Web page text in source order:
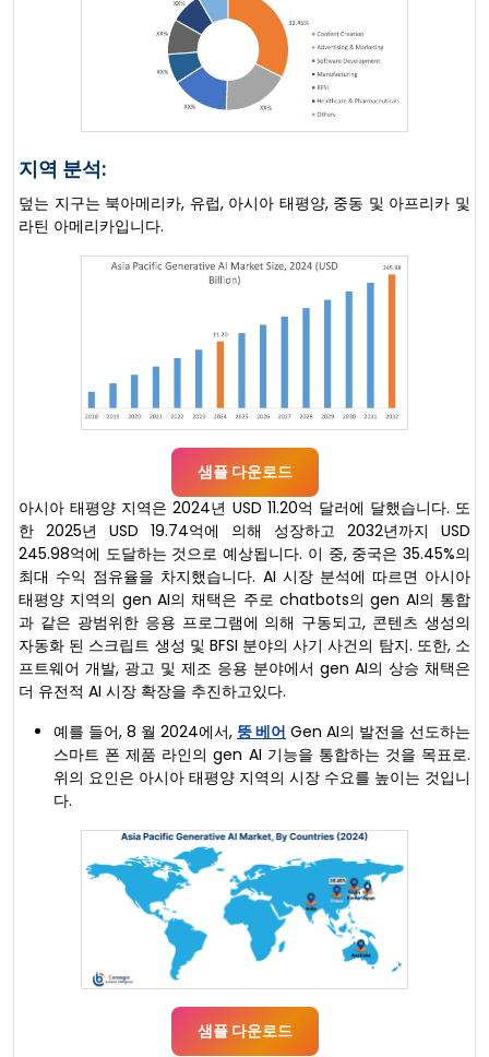
지역 분석:
덮는 지구는 북아메리카, 유럽, 아시아 태평양, 중동 및 아프리카 및
라틴 아메리카입니다.
샘플 다운로드
아시아 태평양 지역은 2024년 USD 11.20억 달러에 달했습니다. 또
한 2025년 USD 19.74억에 의해 성장하고 2032년까지 USD
245.98억에 도달하는 것으로 예상됩니다. 이 중, 중국은 35.45%의
최대 수익 점유율을 차지했습니다. AI 시장 분석에 따르면 아시아
태평양 지역의 gen AI의 채택은 주로 chatbots의 gen AI의 통합
과 같은 광범위한 응용 프로그램에 의해 구동되고, 콘텐츠 생성의
자동화 된 스크립트 생성 및 BFSI 분야의 사기 사건의 탐지. 또한, 소
프트웨어 개발, 광고 및 제조 응용 분야에서 gen AI의 상승 채택은
더 유전적 AI 시장 확장을 추진하고있다.
예를 들어, 8 월 2024에서, 뚱 베어 Gen AI의 발전을 선도하는
스마트 폰 제품 라인의 gen AI 기능을 통합하는 것을 목표로.
위의 요인은 아시아 태평양 지역의 시장 수요를 높이는 것입니
다.
샘플 다운로드